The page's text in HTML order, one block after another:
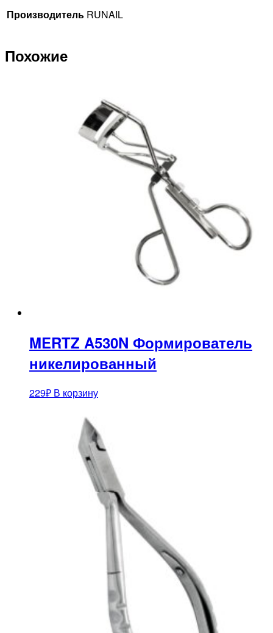
Производитель RUNAIL
Похожие
MERTZ A530N Формирователь
никелированный
229₽ В корзину